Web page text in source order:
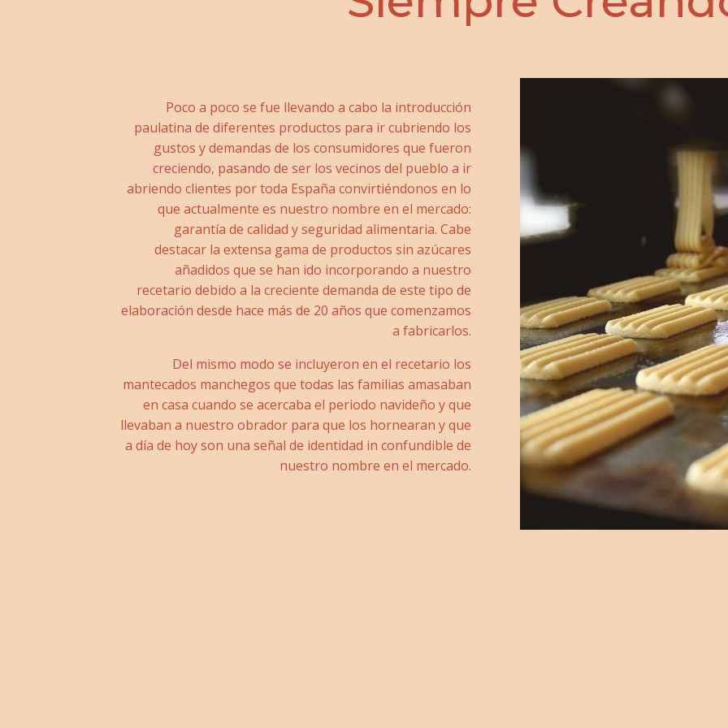
Poco a poco se fue llevando a cabo la introducción
paulatina de diferentes productos para ir cubriendo los
gustos y demandas de los consumidores que fueron
creciendo, pasando de ser los vecinos del pueblo a ir
abriendo clientes por toda España convirtiéndonos en lo
que actualmente es nuestro nombre en el mercado:
garantía de calidad y seguridad alimentaria. Cabe
destacar la extensa gama de productos sin azúcares
añadidos que se han ido incorporando a nuestro
recetario debido a la creciente demanda de este tipo de
elaboración desde hace más de 20 años que comenzamos
a fabricarlos.
Del mismo modo se incluyeron en el recetario los
mantecados manchegos que todas las familias amasaban
en casa cuando se acercaba el periodo navideño y que
llevaban a nuestro obrador para que los hornearan y que
a día de hoy son una señal de identidad in confundible de
nuestro nombre en el mercado.